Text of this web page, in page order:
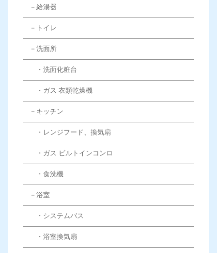
－給湯器
－トイレ
－洗面所
・洗面化粧台
・ガス 衣類乾燥機
－キッチン
・レンジフード、換気扇
・ガス ビルトインコンロ
・食洗機
－浴室
・システムバス
・浴室換気扇